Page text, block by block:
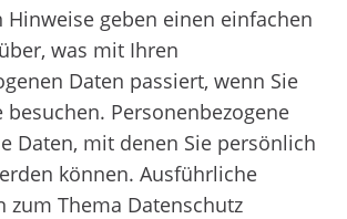
Hinweise geben einen einfachen
was mit Ihren
Daten passiert, wenn Sie
besuchen. Personenbezogene
Daten, mit denen Sie persönlich
können. Ausführliche
zum Thema Datenschutz